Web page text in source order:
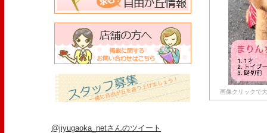
画像クリックで
@jiyugaoka_netさんのツイート